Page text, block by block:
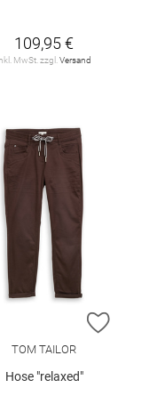
109,95 €
MwSt. zzgl. Versand
HINZUFÜGEN
ZUR
TOM TAILOR
Hose "relaxed"